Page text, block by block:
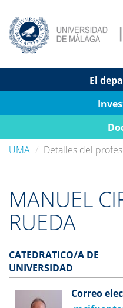
El
UMA
Detalles del
MANUEL
RUEDA
CATEDRATICO/A DE
UNIVERSIDAD
Correo